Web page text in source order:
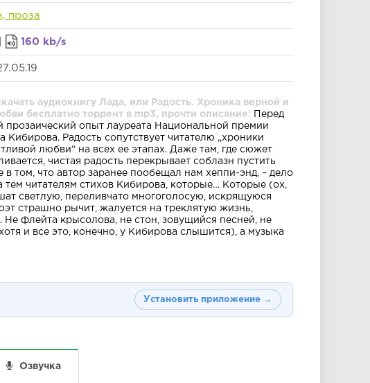
проза
160 kb/s
аудиокнигу Лада, или Радость. Хроника верной и
бесплатно торрент в mp3, прочти описание: Перед
прозаический опыт лауреата Национальной премии
Кибирова. Радость сопутствует читателю „хроники
любви“ на всех ее этапах. Даже там, где сюжет
чистая радость перекрывает соблазн пустить
в том, что автор заранее пообещал нам хеппи-энд, – дело
читателям стихов Кибирова, которые… Которые (ох,
светлую, переливчато многоголосую, искрящуюся
страшно рычит, жалуется на треклятую жизнь,
флейта крысолова, не стон, зовущийся песней, не
и все это, конечно, у Кибирова слышится), а музыка
Установить приложение →
Озвучка